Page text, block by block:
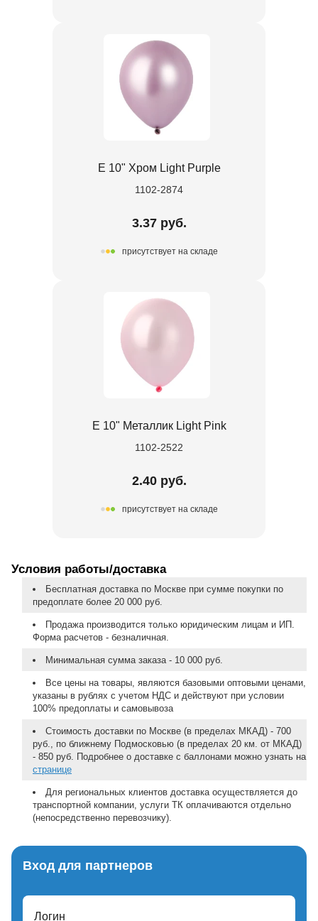
Е 10" Хром Light Purple
1102-2874
3.37 руб.
присутствует на складе
Е 10" Металлик Light Pink
1102-2522
2.40 руб.
присутствует на складе
Условия работы/доставка
Бесплатная доставка по Москве при сумме покупки по
предоплате более 20 000 руб.
Продажа производится только юридическим лицам и ИП.
Форма расчетов - безналичная.
Минимальная сумма заказа - 10 000 руб.
Все цены на товары, являются базовыми оптовыми ценами,
указаны в рублях с учетом НДС и действуют при условии
100% предоплаты и самовывоза
Стоимость доставки по Москве (в пределах МКАД) - 700
руб., по ближнему Подмосковью (в пределах 20 км. от МКАД)
- 850 руб. Подробнее о доставке с баллонами можно узнать на
странице
Для региональных клиентов доставка осуществляется до
транспортной компании, услуги ТК оплачиваются отдельно
(непосредственно перевозчику).
Вход для партнеров
Логин